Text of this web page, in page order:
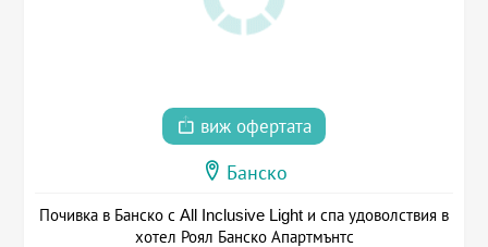
виж офертата
Банско
Почивка в Банско с All Inclusive Light и спа удоволствия в
хотел Роял Банско Апартмънтс